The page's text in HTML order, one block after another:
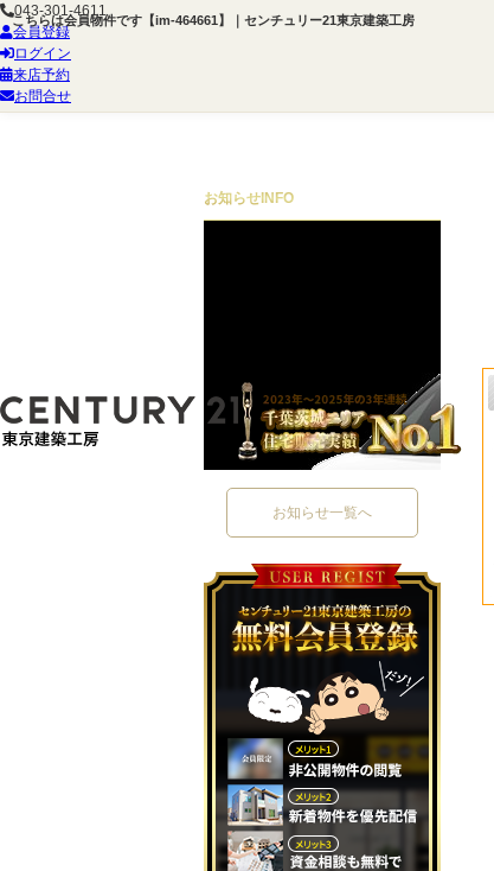
こちらは会員物件です【im-464661】｜センチュリー21東京建築工房
043-301-4611
会員登録
ログイン
来店予約
お問合せ
お知らせ INFO
お知らせ一覧へ